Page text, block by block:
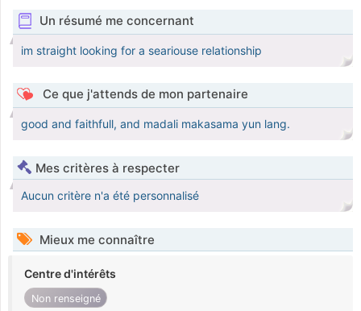
Un résumé me concernant
im straight looking for a seariouse relationship
Ce que j'attends de mon partenaire
good and faithfull, and madali makasama yun lang.
Mes critères à respecter
Aucun critère n'a été personnalisé
Mieux me connaître
Centre d'intérêts
Non renseigné